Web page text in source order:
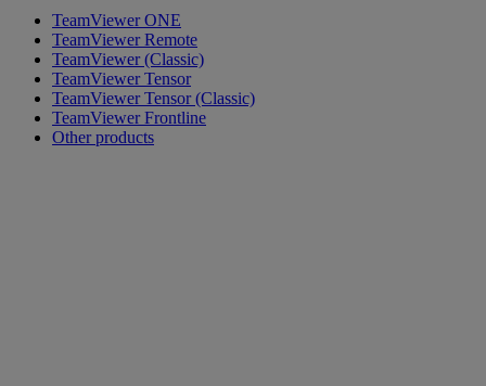
TeamViewer ONE
TeamViewer Remote
TeamViewer (Classic)
TeamViewer Tensor
TeamViewer Tensor (Classic)
TeamViewer Frontline
Other products